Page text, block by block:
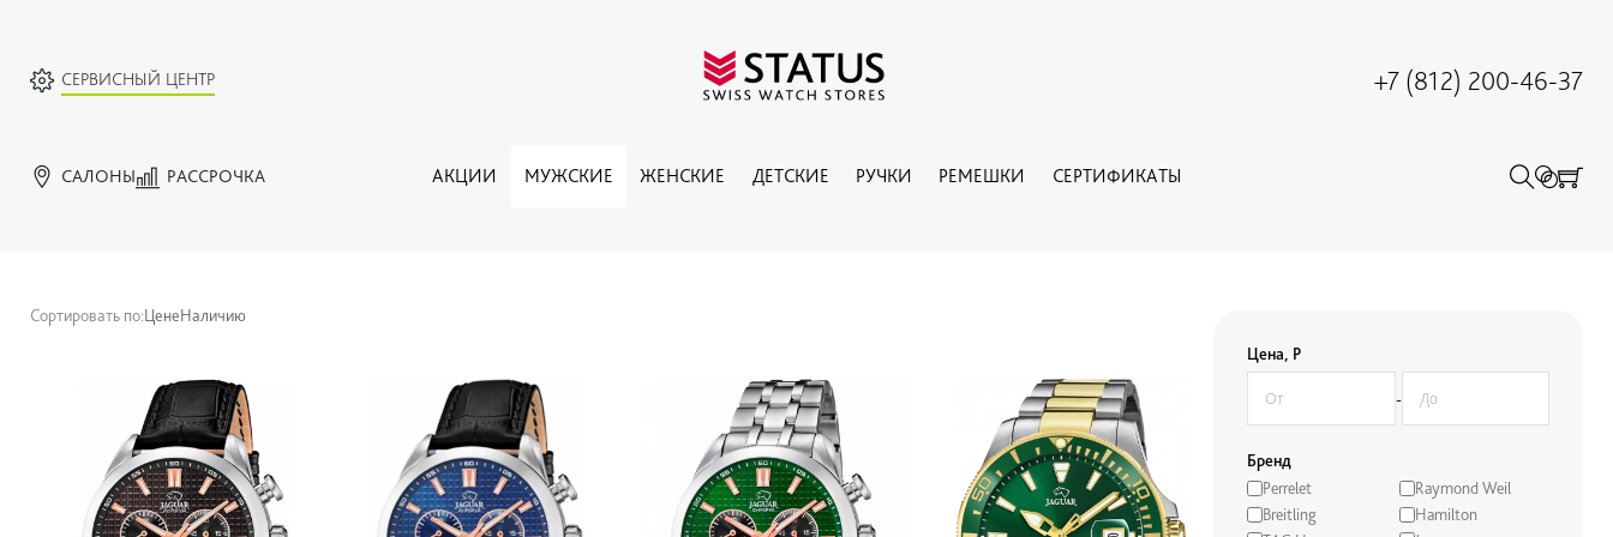
СЕРВИСНЫЙ ЦЕНТР +7 (812) 200-46-37
САЛОНЫ РАССРОЧКА АКЦИИ МУЖСКИЕ ЖЕНСКИЕ ДЕТСКИЕ РУЧКИ РЕМЕШКИ СЕРТИФИКАТЫ
Цена, Р
-
Бренд
Perrelet
Breitling
Raymond Weil
Hamilton
Сортировать по:ЦенеНаличию